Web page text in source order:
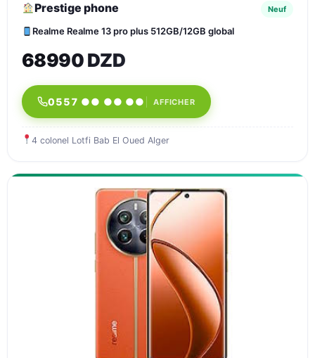
Prestige phone Neuf
Realme Realme 13 pro plus 512GB/12GB global
68990 DZD
0557 ●● ●● ●● AFFICHER
4 colonel Lotfi Bab El Oued Alger